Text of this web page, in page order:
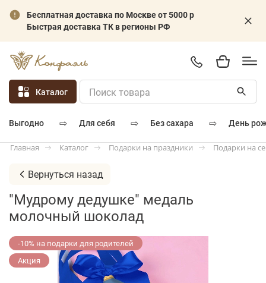
Бесплатная доставка по Москве от 5000 р
Быстрая доставка ТК в регионы РФ
Каталог
выгодно ⇨ для себя ⇨ без сахара ⇨ день
Главная Каталог Подарки на праздники Подарки на
Вернуться назад
"Мудрому дедушке" медаль
молочный шоколад
-10% на подарки для родителей
Акция